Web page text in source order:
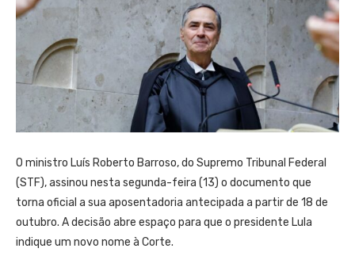
O ministro Luís Roberto Barroso, do Supremo Tribunal Federal
(STF), assinou nesta segunda-feira (13) o documento que
torna oficial a sua aposentadoria antecipada a partir de 18 de
outubro. A decisão abre espaço para que o presidente Lula
indique um novo nome à Corte.